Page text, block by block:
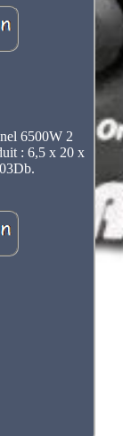
6500W 2
: 6,5 x 20 x